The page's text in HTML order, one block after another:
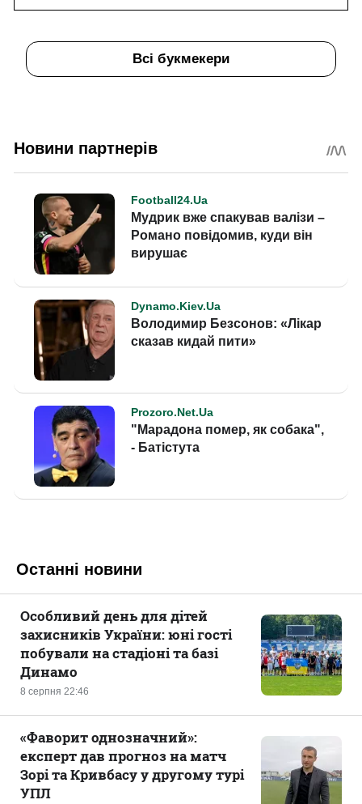
Всі букмекери
Останні новини
8 серпня 22:46
Особливий день для дітей
захисників України: юні гості
побували на стадіоні та базі
Динамо
«Фаворит однозначний»:
експерт дав прогноз на матч
Зорі та Кривбасу у другому турі
УПЛ